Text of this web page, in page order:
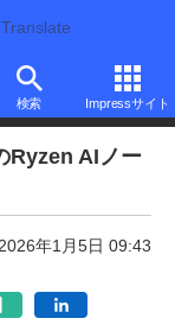
Translate
検索 Impressサイト
Ryzen AIノー
2026年1月5日 09:43